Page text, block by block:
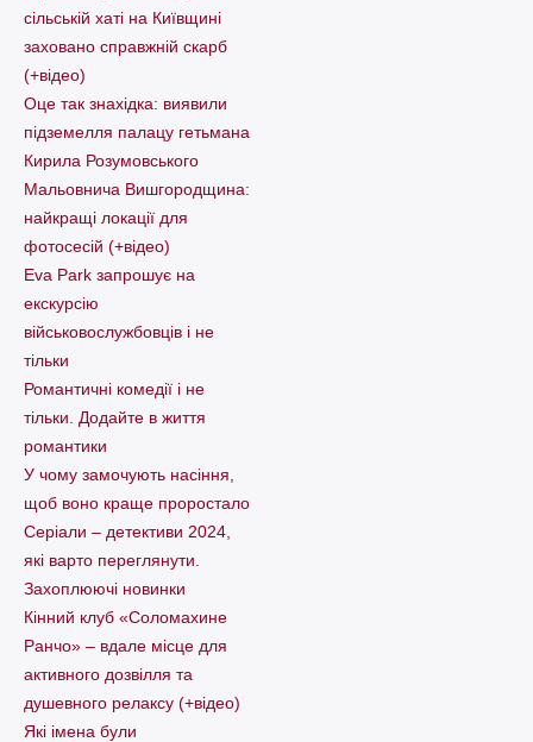
сільській хаті на Київщині
заховано справжній скарб
(+відео)
Оце так знахідка: виявили
підземелля палацу гетьмана
Кирила Розумовського
Мальовнича Вишгородщина:
найкращі локації для
фотосесій (+відео)
Eva Park запрошує на
екскурсію
військовослужбовців і не
тільки
Романтичні комедії і не
тільки. Додайте в життя
романтики
У чому замочують насіння,
щоб воно краще проростало
Серіали – детективи 2024,
які варто пеpеглянути.
Захоплюючі новинки
Кінний клуб «Соломахине
Ранчо» – вдале місце для
активного дозвілля та
душевного релаксу (+відео)
Які імена були